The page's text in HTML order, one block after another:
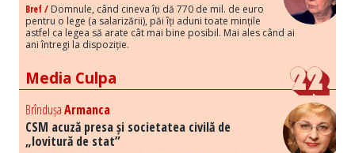
Bref / Domnule, când cineva îți dă 770 de mil. de euro
pentru o lege (a salarizării), păi îți aduni toate mințile
astfel ca legea să arate cât mai bine posibil. Mai ales când ai
ani întregi la dispoziție.
Media Culpa
BrîndușaArmanca
CSM acuză presa și societatea civilă de
„lovitură de stat”